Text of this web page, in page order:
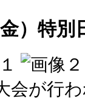
）特
会が行